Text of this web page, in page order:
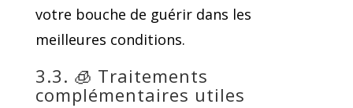
votre bouche de guérir dans les
meilleures conditions.
3.3. 🧊 Traitements
complémentaires utiles